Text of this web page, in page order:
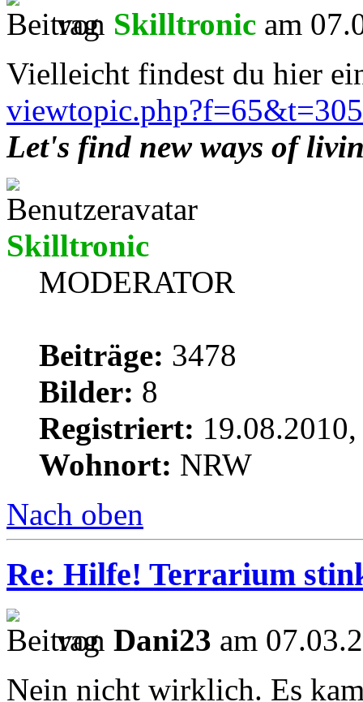
von Skilltronic am
Vielleicht findest du hier
Let's find new ways of
Skilltronic
MODERATOR
Beiträge: 3478
Bilder: 8
Registriert:
Wohnort: NRW
Nach oben
Re: Hilfe! Terrarium
von Dani23 am
Nein nicht wirklich. Es